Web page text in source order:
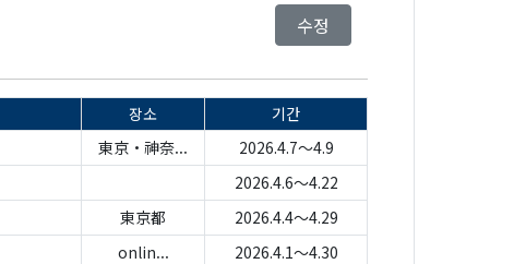
수정
장소
기간
東京・神奈...
2026.4.7～4.9
2026.4.6～4.22
東京都
2026.4.4～4.29
onlin...
2026.4.1～4.30